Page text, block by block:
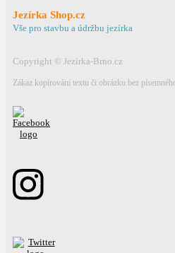
Jezírka Shop.cz
Vše pro stavbu a údržbu jezírka
Copyright © Jezirka-Brno.cz
Zákaz kopírování textu či obrázku bez